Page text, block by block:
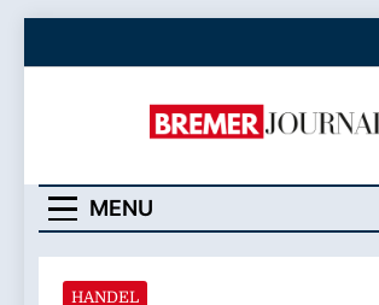
Bremer
MENU
HANDEL